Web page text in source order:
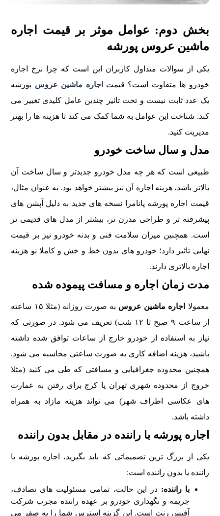
بخش دوم: عوامل موثر بر قیمت اجاره
ماشین عروس پورشه
یکی از سوالات متداول کاربران این است که چرا نرخ اجاره
خودرو ها متفاوت است؟ قیمت
اجاره ماشین عروس پورشه
یک عدد ثابت نیست و تحت تاثیر چندین عامل کلیدی تغییر می
کند. شناخت این عوامل به شما کمک می کند تا هزینه ها را بهتر
مدیریت کنید.
مدل و سال ساخت خودرو
طبیعی است که هر چه مدل خودرو جدیدتر و سال ساخت آن
بالاتر باشد، هزینه اجاره آن نیز بیشتر خواهد بود. به عنوان مثال،
قیمت اجاره پورشه پانامرا نسخه های جدید به دلیل آپشن های
پیشرفته تر و طراحی مدرن تر، بیشتر از مدل های قدیمی تر
است. همچنین میزان سلامت فنی و بدنه خودرو نیز بر قیمت
نهایی تاثیر دارد؛ خودرو های بدون خط و خش و کاملا نو هزینه
اجاره بالاتری دارند.
مدت زمان اجاره و مسافت پیموده شده
معمولا اجاره ماشین عروس
به صورت روزانه (مثلا ۱۵ ساعته
از ساعت ۹ صبح تا ۱۲ شب) تعریف می شود. در صورتی که
نیاز به استفاده از خودرو خارج از ساعات توافق شده داشته
باشید، هزینه اضافه کاری به صورت ساعتی محاسبه می شود.
همچنین محدوده جغرافیایی و مسافتی که طی می کنید (مثلا
خروج از محدوده شهری تهران یا کرج برای رفتن به عمارت
های عکاسی اطراف شهر) می تواند هزینه مازاد به همراه
داشته باشد.
اجاره پورشه با راننده در مقابل بدون راننده
یکی از بزرگ ترین تصمیماتی که باید بگیرید، اجاره پورشه با
راننده یا بدون راننده است:
با راننده: در این حالت، تمامی مسئولیت های تصادف،
جریمه و نگهداری خودرو بر عهده راننده مجرب شرکت
آفیس رنت است. این گزینه استرس شما را به صفر می